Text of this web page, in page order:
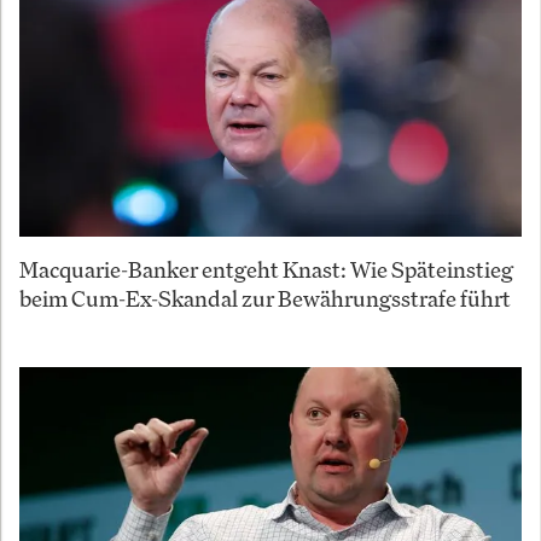
Macquarie-Banker entgeht Knast: Wie Späteinstieg
beim Cum-Ex-Skandal zur Bewährungsstrafe führt